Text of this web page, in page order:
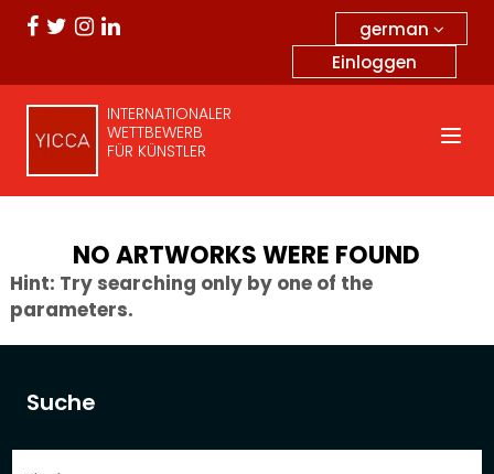
german
Einloggen
INTERNATIONALER
WETTBEWERB
FÜR KÜNSTLER
Suche
NO ARTWORKS WERE FOUND
Hint: Try searching only by one of the
parameters.